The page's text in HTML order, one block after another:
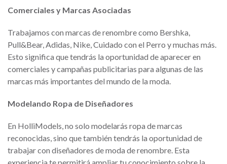
Comerciales y Marcas Asociadas
Trabajamos con marcas de renombre como Bershka,
Pull&Bear, Adidas, Nike, Cuidado con el Perro y muchas más.
Esto significa que tendrás la oportunidad de aparecer en
comerciales y campañas publicitarias para algunas de las
marcas más importantes del mundo de la moda.
Modelando Ropa de Diseñadores
En HolliModels, no solo modelarás ropa de marcas
reconocidas, sino que también tendrás la oportunidad de
trabajar con diseñadores de moda de renombre. Esta